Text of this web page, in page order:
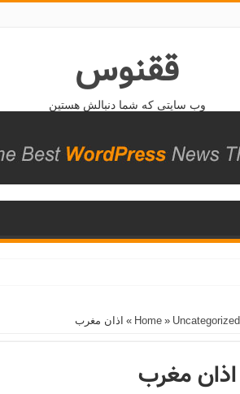
ققنوس
وب سایتی که شما دنبالش هستین
» Uncategorized
» اذان مغرب
اذان مغرب